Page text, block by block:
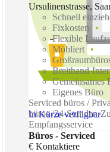
In Kürze verfügbar
Ursulinenstrasse,
Schnell
Fixkosten
Flexible
Möbliert
Breitband-
Gemeinsames
Eigenes Büro
Serviced büros /
büros /24-Stunden-
Empfangsservice
Büros - Serviced
€ Kontaktiere